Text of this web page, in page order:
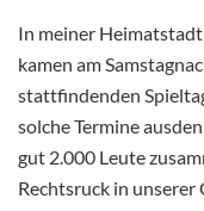
In meiner
kamen am
stattfindenden
solche Termine
gut 2.000 Leute
Rechtsruck in